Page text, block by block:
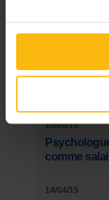
Troubles de
07/11/07
1 Belge sur
10/08/16
comme
14/04/15